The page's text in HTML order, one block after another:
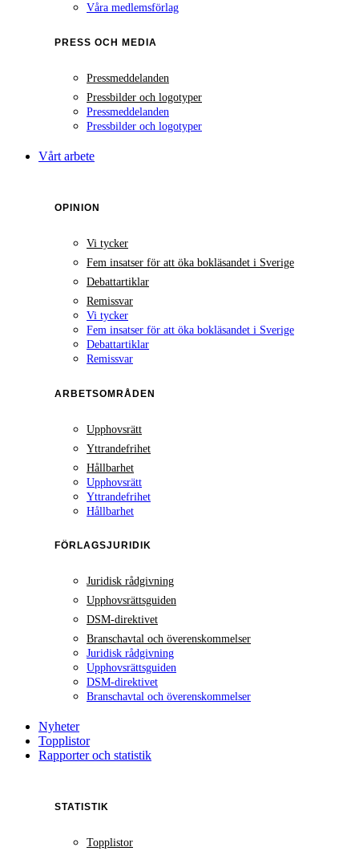
Våra medlemsförlag
PRESS OCH MEDIA
Pressmeddelanden
Pressbilder och logotyper
Pressmeddelanden
Pressbilder och logotyper
Vårt arbete
OPINION
Vi tycker
Fem insatser för att öka bokläsandet i Sverige
Debattartiklar
Remissvar
Vi tycker
Fem insatser för att öka bokläsandet i Sverige
Debattartiklar
Remissvar
ARBETSOMRÅDEN
Upphovsrätt
Yttrandefrihet
Hållbarhet
Upphovsrätt
Yttrandefrihet
Hållbarhet
FÖRLAGSJURIDIK
Juridisk rådgivning
Upphovsrättsguiden
DSM-direktivet
Branschavtal och överenskommelser
Juridisk rådgivning
Upphovsrättsguiden
DSM-direktivet
Branschavtal och överenskommelser
Nyheter
Topplistor
Rapporter och statistik
STATISTIK
Topplistor